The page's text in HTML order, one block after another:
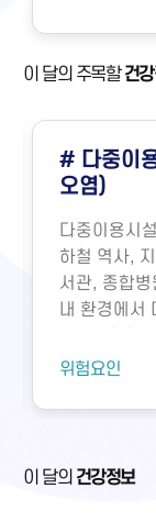
이 달의 주목할건
# 다중이
오염)
다중이용시
하철 역사,
서관, 종합
내 환경에서
오염물질에
가 부족하면
실내외 온도
위험요인
이 달의 건강정보